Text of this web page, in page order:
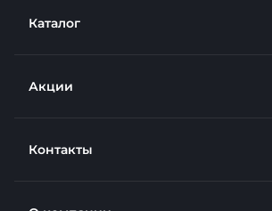
Каталог
Акции
Контакты